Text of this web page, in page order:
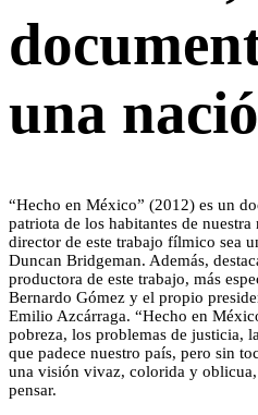
una
“Hecho en México” (2012) es un
patriota de los habitantes de
director de este trabajo fílmico sea
Duncan Bridgeman. Además,
productora de este trabajo, más
Bernardo Gómez y el propio
Emilio Azcárraga. “Hecho en
pobreza, los problemas de justicia,
que padece nuestro país, pero sin
una visión vivaz, colorida y
pensar.